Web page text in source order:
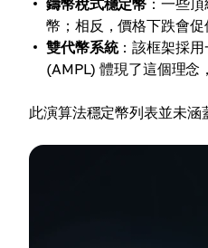
鑄幣稅式穩定幣 ：一些
幣；相反，價格下跌會
雙代幣系統：該框架採
(AMPL) 體現了這個理念
此演算法穩定幣列表並未涵